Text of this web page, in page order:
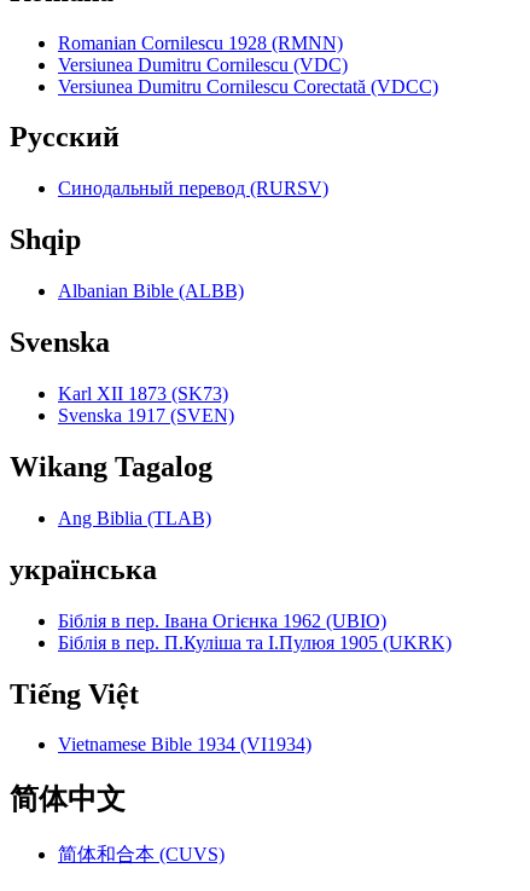
Romanian Cornilescu 1928 (RMNN)
Versiunea Dumitru Cornilescu (VDC)
Versiunea Dumitru Cornilescu Corectată (VDCC)
Pyccкий
Синодальный перевод (RURSV)
Shqip
Albanian Bible (ALBB)
Svenska
Karl XII 1873 (SK73)
Svenska 1917 (SVEN)
Wikang Tagalog
Ang Biblia (TLAB)
українська
Біблія в пер. Івана Огієнка 1962 (UBIO)
Біблія в пер. П.Куліша та І.Пулюя 1905 (UKRK)
Tiếng Việt
Vietnamese Bible 1934 (VI1934)
简体中文
简体和合本 (CUVS)